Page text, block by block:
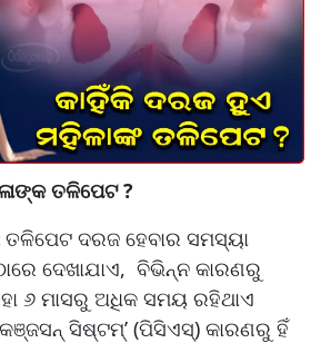
ତଳିପେଟ ?
ତଳିପେଟ ଦରଜ ହେବାର ସମସ୍ୟା
ଦେଖାଯାଏ, ବିଭିନ୍ନ କାରଣରୁ
୬ ମାସରୁ ଅଧିକ ସମୟ ରହିଥାଏ
ସିଷ୍ଟମ୍‌’ (ପିସିଏସ୍‌) କାରଣରୁ ହିଁ